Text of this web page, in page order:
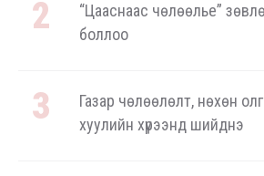
“Цааснаас чөлөөлье”
боллоо
Газар чөлөөлөлт, нөхөн
хуулийн хүрээнд шийднэ